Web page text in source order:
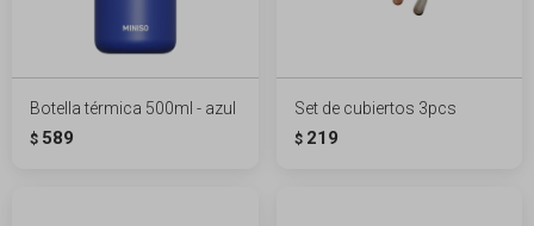
Botella térmica 500ml - azul
$ 589
Set de cubiertos 3pcs
$ 219